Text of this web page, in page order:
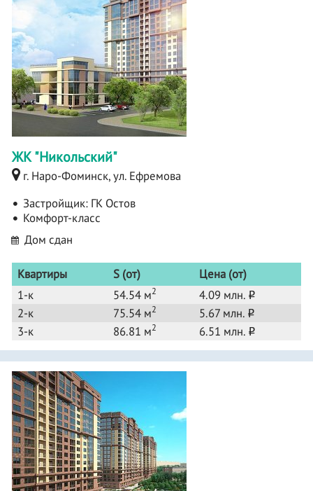
ЖК "Никольский"
г. Наро-Фоминск, ул. Ефремова
Застройщик: ГК Остов
Комфорт-класс
Дом сдан
Квартиры S (от)
Цена (от)
1-к
54.54 м2 4.09 млн. o
2-к 75.54 м2 5.67 млн. o
3-к 86.81 м2 6.51 млн. o